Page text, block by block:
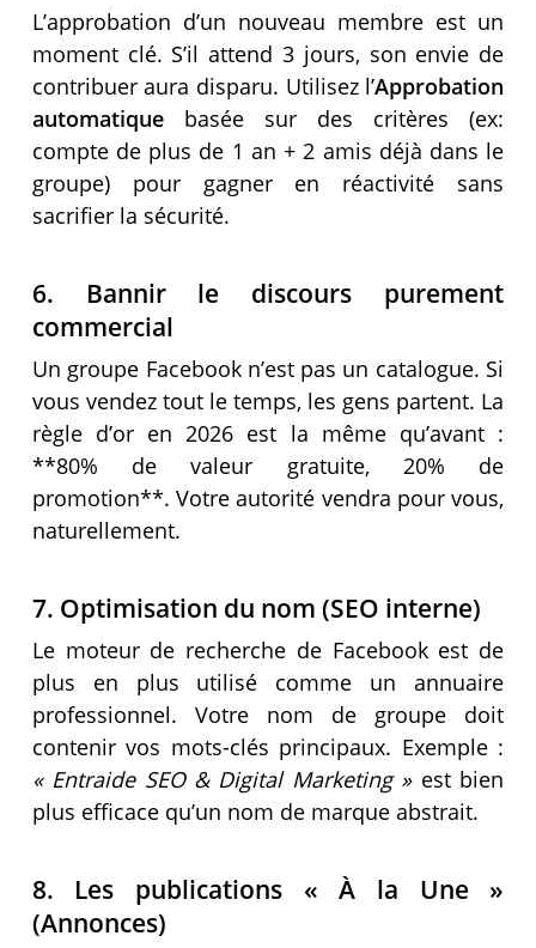
L’approbation d’un nouveau membre est un
moment clé. S’il attend 3 jours, son envie de
contribuer aura disparu. Utilisez l’Approbation
automatiquebasée sur des critères (ex:
compte de plus de 1 an + 2 amis déjà dans le
groupe) pour gagner en réactivité sans
sacrifier la sécurité.
6. Bannir le discours purement
commercial
Un groupe Facebook n’est pas un catalogue. Si
vous vendez tout le temps, les gens partent. La
règle d’or en 2026 est la même qu’avant :
**80% de valeur gratuite, 20% de
promotion**. Votre autorité vendra pour vous,
naturellement.
7. Optimisation du nom (SEO interne)
Le moteur de recherche de Facebook est de
plus en plus utilisé comme un annuaire
professionnel. Votre nom de groupe doit
contenir vos mots-clés principaux. Exemple :
« Entraide SEO & Digital Marketing »est bien
plus efficace qu’un nom de marque abstrait.
8. Les publications « À la Une »
(Annonces)